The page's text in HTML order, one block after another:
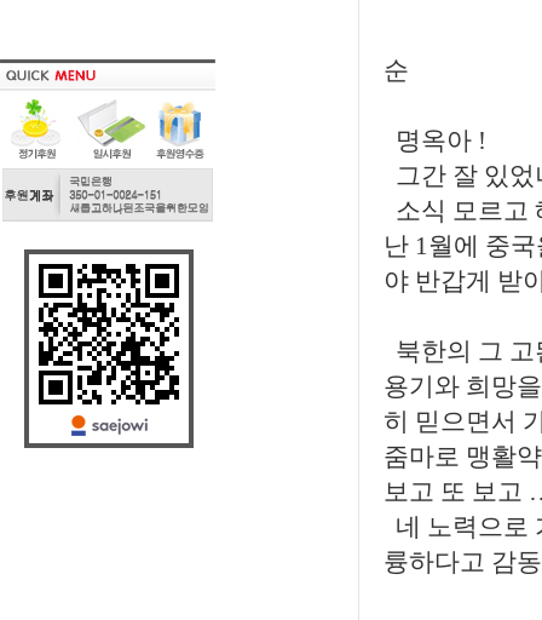
순
명옥아 !
그간 잘 있었
소식 모르고
난 1월에 중
야 반갑게 받
북한의 그 고
용기와 희망
히 믿으면서
줌마로 맹활
보고 또 보고
네 노력으로
륭하다고 감